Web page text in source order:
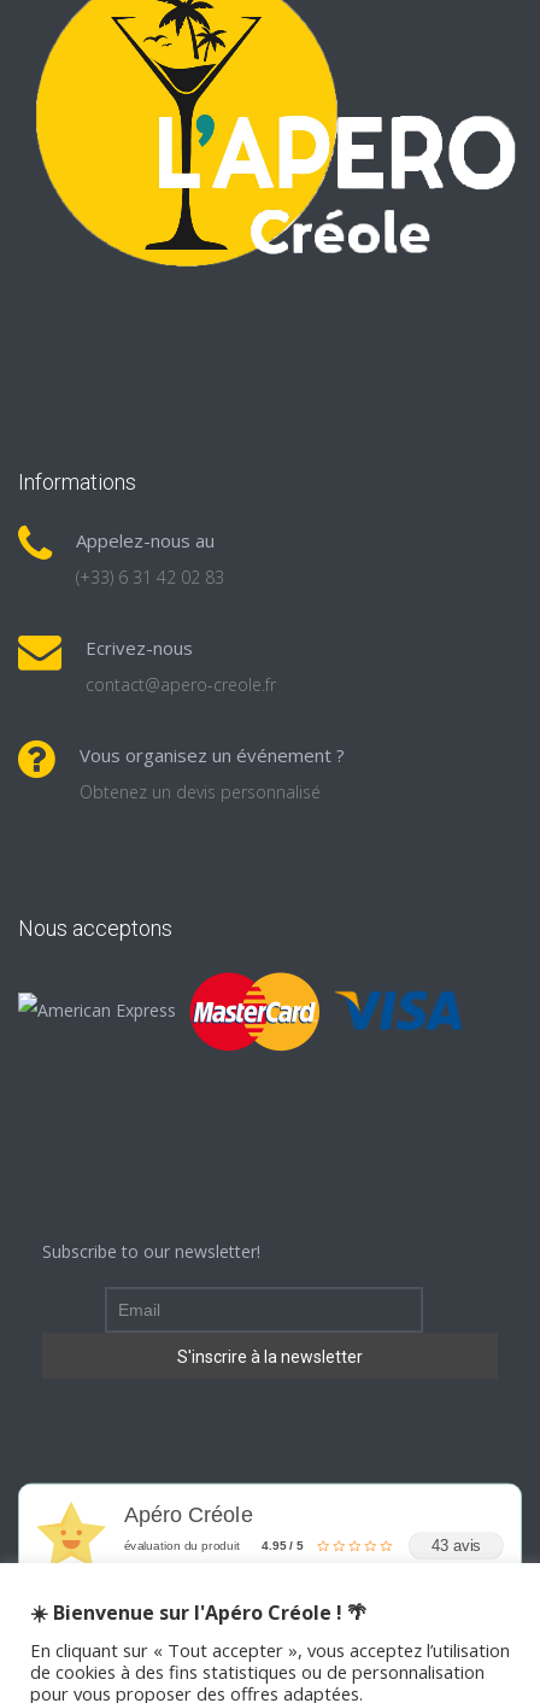
Informations
Appelez-nous au
(+33) 6 31 42 02 83
Ecrivez-nous
contact@apero-creole.fr
Vous organisez un événement ?
Obtenez un devis personnalisé
Nous acceptons
Subscribe to our newsletter!
Apéro Créole
évaluation du produit 4.95 / 5 43 avis
☀️ Bienvenue sur l'Apéro Créole ! 🌴
En cliquant sur « Tout accepter », vous acceptez l’utilisation
de cookies à des fins statistiques ou de personnalisation
pour vous proposer des offres adaptées.